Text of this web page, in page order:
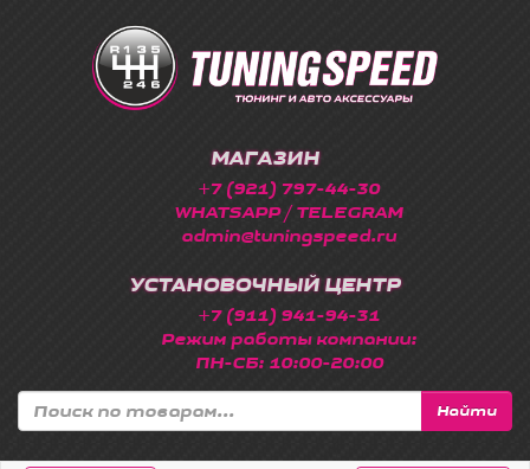
МАГАЗИН
+7 (921) 797-44-30
WHATSAPP / TELEGRAM
admin@tuningspeed.ru
УСТАНОВОЧНЫЙ ЦЕНТР
+7 (911) 941-94-31
Режим работы компании:
ПН-СБ: 10:00-20:00
Найти